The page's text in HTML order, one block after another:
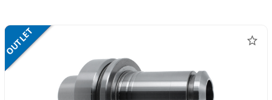
SALE
OUTLET